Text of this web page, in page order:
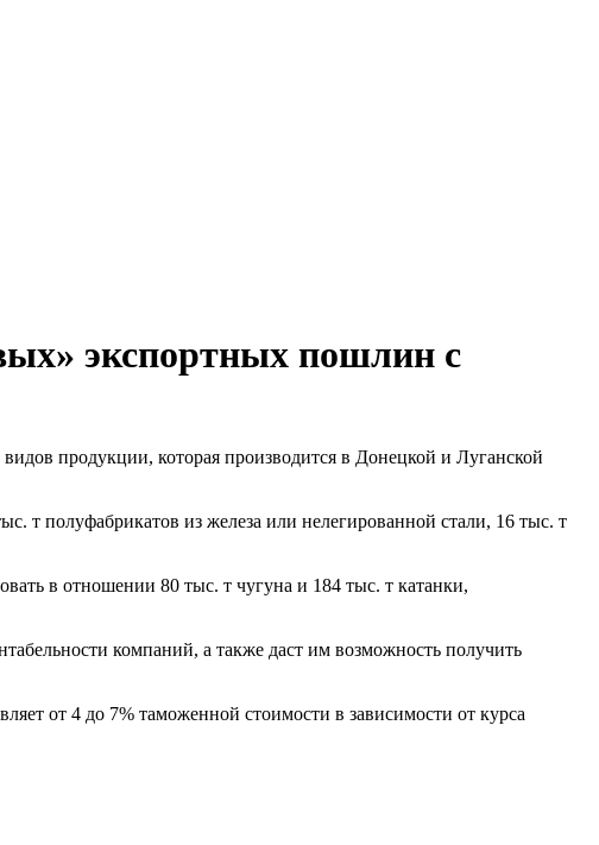
экспортных пошлин с
продукции, которая производится в Донецкой и Луганской
т полуфабрикатов из железа или нелегированной стали, 16 тыс. т
в отношении 80 тыс. т чугуна и 184 тыс. т катанки,
компаний, а также даст им возможность получить
от 4 до 7% таможенной стоимости в зависимости от курса